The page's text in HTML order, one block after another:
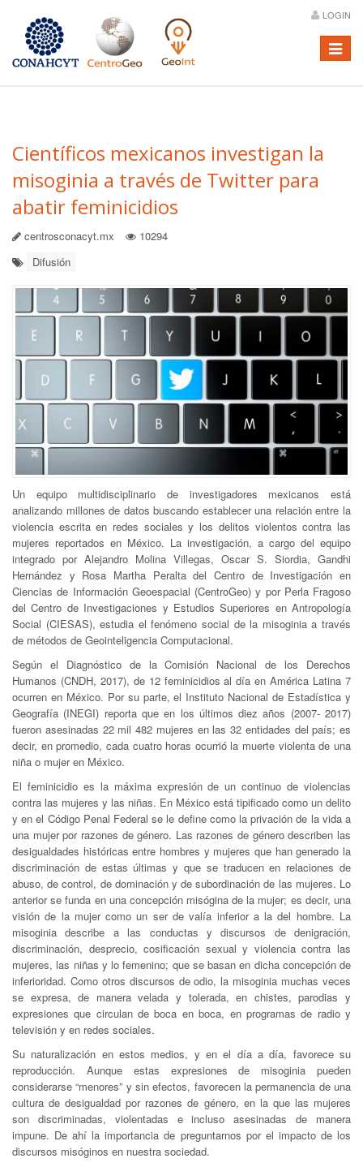
LOGIN
Menú
Científicos mexicanos investigan la
misoginia a través de Twitter para
abatir feminicidios
centrosconacyt.mx
10294
Difusión
Un equipo multidisciplinario de investigadores mexicanos está
analizando millones de datos buscando establecer una relación entre la
violencia escrita en redes sociales y los delitos violentos contra las
mujeres reportados en México. La investigación, a cargo del equipo
integrado por Alejandro Molina Villegas, Oscar S. Siordia, Gandhi
Hernández y Rosa Martha Peralta del Centro de Investigación en
Ciencias de Información Geoespacial (CentroGeo) y por Perla Fragoso
del Centro de Investigaciones y Estudios Superiores en Antropología
Social (CIESAS), estudia el fenómeno social de la misoginia a través
de métodos de Geointeligencia Computacional.
Según el Diagnóstico de la Comisión Nacional de los Derechos
Humanos (CNDH, 2017), de 12 feminicidios al día en América Latina 7
ocurren en México. Por su parte, el Instituto Nacional de Estadística y
Geografía (INEGI) reporta que en los últimos diez años (2007- 2017)
fueron asesinadas 22 mil 482 mujeres en las 32 entidades del país; es
decir, en promedio, cada cuatro horas ocurrió la muerte violenta de una
niña o mujer en México.
El feminicidio es la máxima expresión de un continuo de violencias
contra las mujeres y las niñas. En México está tipificado como un delito
y en el Código Penal Federal se le define como la privación de la vida a
una mujer por razones de género. Las razones de género describen las
desigualdades históricas entre hombres y mujeres que han generado la
discriminación de estas últimas y que se traducen en relaciones de
abuso, de control, de dominación y de subordinación de las mujeres. Lo
anterior se funda en una concepción misógina de la mujer; es decir, una
visión de la mujer como un ser de valía inferior a la del hombre. La
misoginia describe a las conductas y discursos de denigración,
discriminación, desprecio, cosificación sexual y violencia contra las
mujeres, las niñas y lo femenino; que se basan en dicha concepción de
inferioridad. Como otros discursos de odio, la misoginia muchas veces
se expresa, de manera velada y tolerada, en chistes, parodias y
expresiones que circulan de boca en boca, en programas de radio y
televisión y en redes sociales.
Su naturalización en estos medios, y en el día a día, favorece su
reproducción. Aunque estas expresiones de misoginia pueden
considerarse “menores” y sin efectos, favorecen la permanencia de una
cultura de desigualdad por razones de género, en la que las mujeres
son discriminadas, violentadas e incluso asesinadas de manera
impune. De ahí la importancia de preguntarnos por el impacto de los
discursos misóginos en nuestra sociedad.